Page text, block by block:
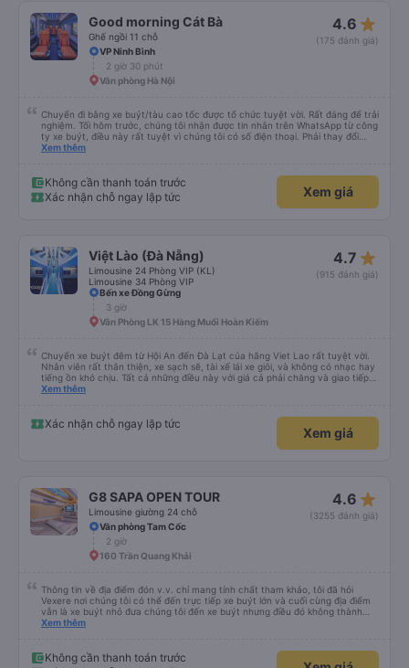
Good morning Cát Bà
Ghế ngồi 11 chỗ
4.6 star_rate
(175 đánh giá)
VP Ninh Bình
2 giờ 30 phút
Văn phòng Hà Nội
Chuyến đi bằng xe buýt/tàu cao tốc được tổ chức tuyệt vời. Rất đáng để trải
nghiệm. Tối hôm trước, chúng tôi nhận được tin nhắn trên WhatsApp từ công
ty xe buýt, điều này rất tuyệt vì chúng tôi có số điện thoại. Phải thay đổi
điểm đón vì trời mưa như trút nước, nhưng họ rất thông cảm. Anh chàng lái
Cát Bà đến Hà Nội, phải xuống xe buýt, lên tàu cao tốc rồi lại lên một xe
buýt khác. Được tổ chức tốt, giao tiếp tuyệt vời, chuyến đi tuyệt vời.
Xem thêm
Không cần thanh toán trước
Xác nhận chỗ ngay lập tức
Xem giá
Việt Lào (Đà Nẵng)
Limousine 24 Phòng VIP (KL)
Limousine 34 Phòng VIP
4.7 star_rate
(915 đánh giá)
Bến xe Đồng Gừng
3 giờ
Văn Phòng LK 15 Hàng Muối Hoàn Kiếm
Chuyến xe buýt đêm từ Hội An đến Đà Lạt của hãng Viet Lao rất tuyệt vời.
Nhân viên rất thân thiện, xe sạch sẽ, tài xế lái xe giỏi, và không có nhạc hay
tiếng ồn khó chịu. Tất cả những điều này với giá cả phải chăng và giao tiếp
bằng tiếng Anh rất suôn sẻ, vì vậy tôi rất khuyên bạn nên chọn hãng này.
không được ăn trên xe, nhưng có nhà hàng và quán ăn nhẹ ở một số điểm
dừng. Bạn phải cởi giày và đi chân trần. Tại các điểm dừng, dép nhựa được
cung cấp khi bạn xuống xe; bạn phải trả lại chúng vào thùng trước khi lên xe
chỗ ngồi hơn (có khoảng 35 chỗ, và tôi không thừa cân, nhưng vẫn hơi
chật). Tôi khuyên bạn nên chọn chỗ ngồi phía dưới và giữa.
Xem thêm
Xác nhận chỗ ngay lập tức
Xem giá
G8 SAPA OPEN TOUR
Limousine giường 24 chỗ
4.6 star_rate
(3255 đánh giá)
Văn phòng Tam Cốc
2 giờ
160 Trần Quang Khải
Thông tin về địa điểm đón v.v. chỉ mang tính chất tham khảo, tôi đã hỏi
Vexere nơi chúng tôi có thể đến trực tiếp xe buýt lớn và cuối cùng địa điểm
vẫn là xe buýt nhỏ đưa chúng tôi đến xe buýt nhưng điều đó không thành
vấn đề. Chúng tôi khởi hành đúng giờ từ Hà Nội nhưng đã nghỉ rất lâu ở sân
30 phút hai lần ở khu vực đường cao tốc (3 nghìn đồng để sử dụng phòng
Xem thêm
Không cần thanh toán trước